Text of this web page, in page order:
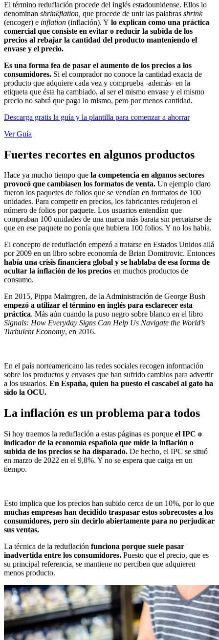
El término reduflación procede del inglés estadounidense. Ellos lo
denominan shrinkflation, que procede de unir las palabras shrink
(encoger) e inflation (inflación). Y lo explican como una práctica
comercial que consiste en evitar o reducir la subida de los
precios al rebajar la cantidad del producto manteniendo el
envase y el precio.
Es una forma fea de pasar el aumento de los precios a los
consumidores. Si el comprador no conoce la cantidad exacta de
producto que adquiere cada vez y comprueba -además- en la
etiqueta que ésta ha cambiado, al ser el mismo envase y el mismo
precio no sabrá que paga lo mismo, pero por menos cantidad.
Descarga gratis la guía y la plantilla para comenzar a ahorrar
Ver Guía
Fuertes recortes en algunos productos
Hace ya mucho tiempo que la competencia en algunos sectores
provocó que cambiasen los formatos de venta. Un ejemplo claro
fueron los paquetes de folios que se vendían en formatos de 100
unidades. Para competir en precios, los fabricantes redujeron el
número de folios por paquete. Los usuarios entendían que
compraban 100 unidades de una marca más barata sin percatarse de
que en ese paquete no ponía que hubiera 100 folios. Y no los había.
El concepto de reduflación empezó a tratarse en Estados Unidos allá
por 2009 en un libro sobre economía de Brian Domitrovic. Entonces
había una crisis financiera global y se hablaba de esa forma de
ocultar la inflación de los precios en muchos productos de
consumo.
En 2015, Pippa Malmgren, de la Administración de George Bush
empezó a utilizar el término en inglés para esclarecer esta
práctica. Más aún cuando la puso negro sobre blanco en el libro
Signals: How Everyday Signs Can Help Us Navigate the World’s
Turbulent Economy, en 2016.
En el país norteamericano las redes sociales recogen información
sobre los productos y envases que han sufrido cambios para advertir
a los usuarios. En España, quien ha puesto el cascabel al gato ha
sido la OCU.
La inflación es un problema para todos
Si hoy traemos la reduflación a estas páginas es porque el IPC o
indicador de la economía española que mide la inflación o
subida de los precios se ha disparado. De hecho, el IPC se situó
en marzo de 2022 en el 9,8%. Y no se espera que caiga en un
tiempo.
Esto implica que los precios han subido cerca de un 10%, por lo que
muchas empresas han decidido traspasar estos sobrecostes a los
consumidores, pero sin decirlo abiertamente para no perjudicar
sus ventas.
La técnica de la reduflación funciona porque suele pasar
inadvertida entre los consumidores. Puesto que el precio, que es
su principal referencia, se mantiene no perciben que adquieren
menos producto.